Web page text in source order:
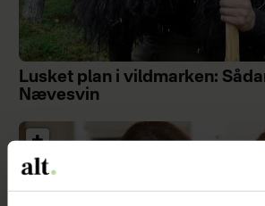
Lusket plan i vildmarken:
Nævesvin